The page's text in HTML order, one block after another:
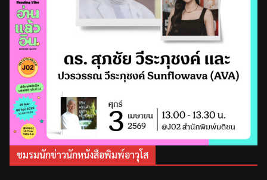
ชมรมนักข่าวนักหนังสือพิมพ์อาวุโส